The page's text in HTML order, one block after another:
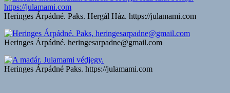
Heringes Árpádné. Paks. Hergál Ház. https://julamami.com
Heringes Árpádné. heringesarpadne@gmail.com
Heringes Árpádné Paks. https://julamami.com